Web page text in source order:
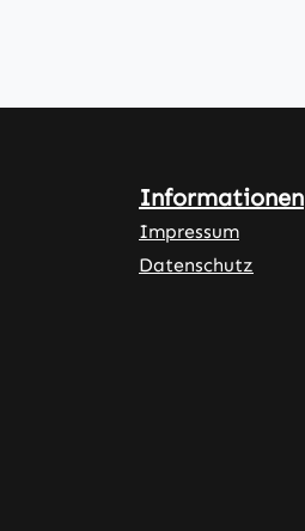
Link)
Informationen
Impressum
Datenschutz